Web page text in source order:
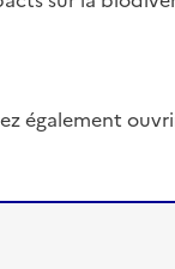
également